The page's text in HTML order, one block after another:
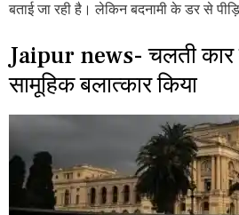
बताई जा रही है। लेकिन बदनामी के डर से
Jaipur news- चलती कार
सामूहिक बलात्कार किया